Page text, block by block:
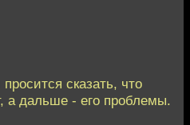
сказать, что
а дальше - его проблемы.